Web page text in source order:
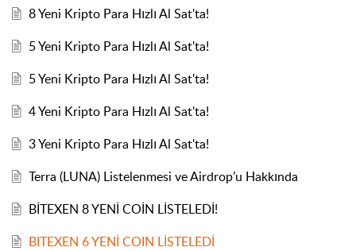
8 Yeni Kripto Para Hızlı Al Sat'ta!
5 Yeni Kripto Para Hızlı Al Sat'ta!
5 Yeni Kripto Para Hızlı Al Sat'ta!
4 Yeni Kripto Para Hızlı Al Sat'ta!
3 Yeni Kripto Para Hızlı Al Sat'ta!
Terra (LUNA) Listelenmesi ve Airdrop’u Hakkında
BİTEXEN 8 YENİ COİN LİSTELEDİ!
BITEXEN 6 YENİ COIN LİSTELEDİ